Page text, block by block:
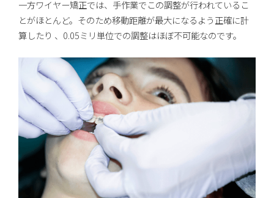
一方ワイヤー矯正では、手作業でこの調整が行われているこ
とがほとんど。そのため移動距離が最大になるよう正確に計
算したり 、0.05ミリ単位での調整はほぼ不可能なのです。